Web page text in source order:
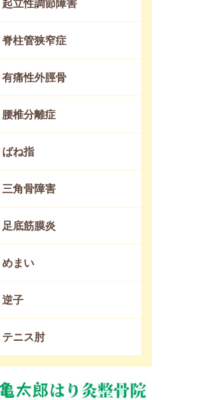
起立性調節障害
脊柱管狭窄症
有痛性外脛骨
腰椎分離症
ばね指
三角骨障害
足底筋膜炎
めまい
逆子
テニス肘